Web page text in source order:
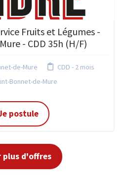
Fruits et Légumes -
- CDD 35h (H/F)
de-Mure
CDD - 2 mois
Bonnet-de-Mure
postule
plus d'offres